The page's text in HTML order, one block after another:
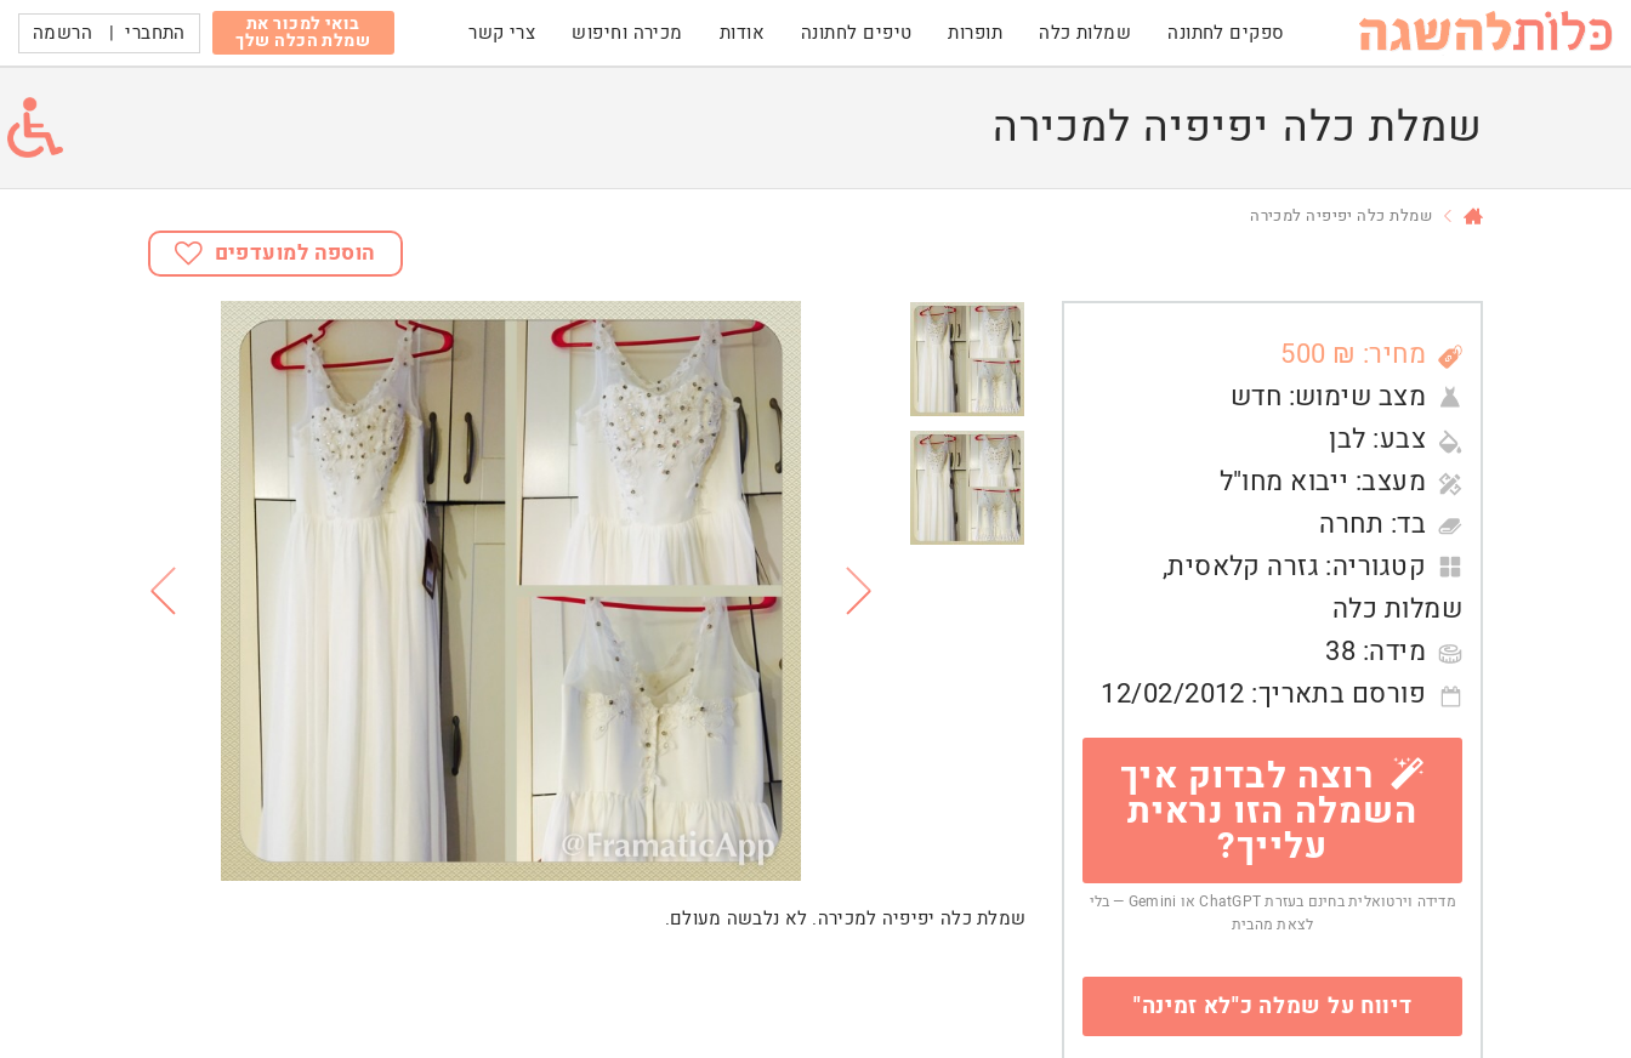
ספקים לחתונה שמלות כלה תופרות טיפים לחתונה אודות מכירה וחיפוש צרי קשר בואי למכור את
שמלת הכלה שלך התחברי | הרשמה
שמלת כלה יפיפיה למכירה
שמלת כלה יפיפיה למכירה
הוספה למועדפים
מחיר: ₪ 500
מצב שימוש: חדש
צבע: לבן
מעצב: ייבוא מחו"ל
בד: תחרה
קטגוריה: גזרה קלאסית,
שמלות כלה
מידה: 38
פורסם בתאריך: 12/02/2012
רוצה לבדוק איך
השמלה הזו נראית
עלייך?
מדידה וירטואלית בחינם בעזרת ChatGPT או Gemini — בלי
לצאת מהבית
דיווח על שמלה כ"לא זמינה"
שמלת כלה יפיפיה למכירה. לא נלבשה מעולם.